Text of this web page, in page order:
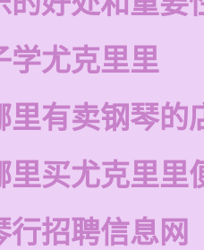
学尤克里里
里有卖钢琴的
里买尤克里里
行招聘信息网